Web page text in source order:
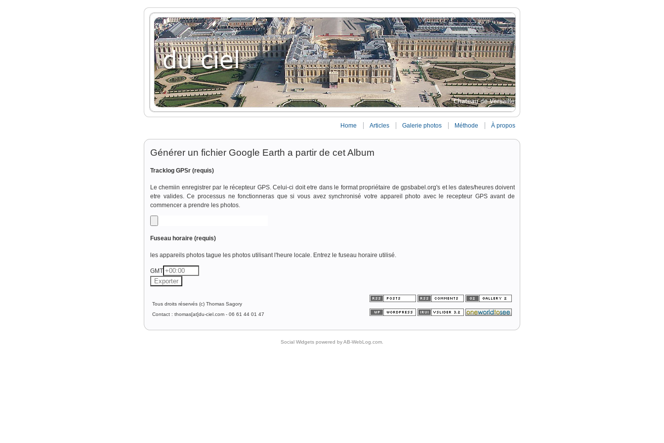
Home Articles Galerie photos Méthode À propos
Générer un fichier Google Earth a partir de cet Album
Tracklog GPSr (requis)
Le chemiin enregistrer par le récepteur GPS. Celui-ci doit etre dans le format propriétaire de gpsbabel.org's et les dates/heures doivent
etre valides. Ce processus ne fonctionneras que si vous avez synchronisé votre appareil photo avec le recepteur GPS avant de
commencer a prendre les photos.
Fuseau horaire (requis)
les appareils photos tague les photos utilisant l'heure locale. Entrez le fuseau horaire utilisé.
GMT
Tous droits réservés (c) Thomas Sagory
Contact : thomas[at]du-ciel.com - 06 61 44 01 47
Social Widgets powered byAB-WebLog.com